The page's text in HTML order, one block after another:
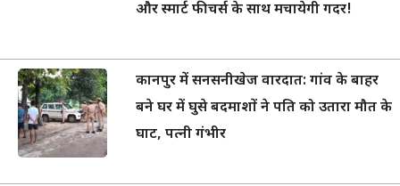
और स्मार्ट फीचर्स के साथ मचायेगी गदर!
कानपुर में सनसनीखेज वारदात: गांव के बाहर
बने घर में घुसे बदमाशों ने पति को उतारा मौत के
घाट, पत्नी गंभीर